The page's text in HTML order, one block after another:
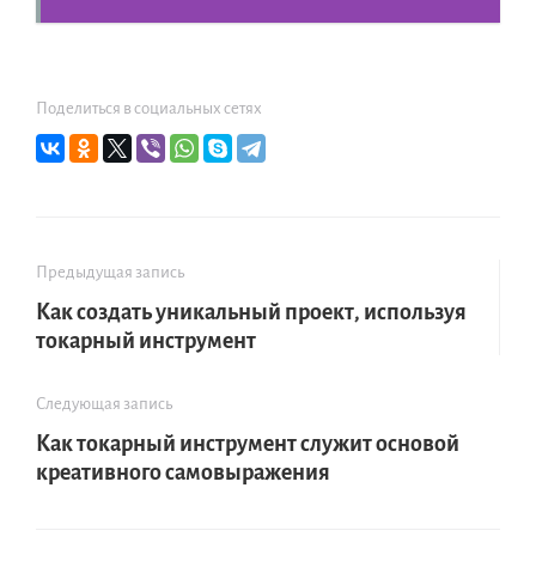
Поделиться в социальных сетях
Предыдущая запись
Как создать уникальный проект, используя
токарный инструмент
Следующая запись
Как токарный инструмент служит основой
креативного самовыражения